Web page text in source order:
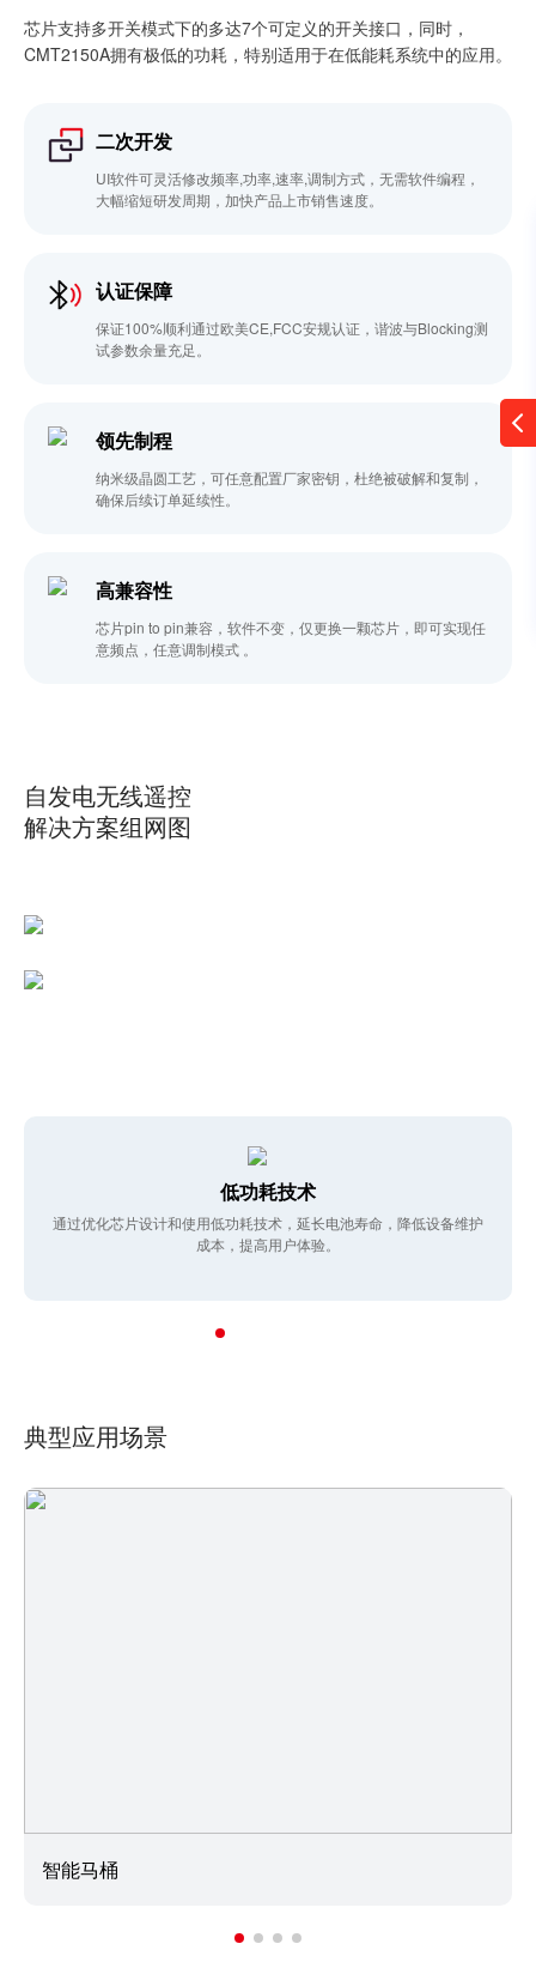
芯片支持多开关模式下的多达7个可定义的开关接口，同时，
CMT2150A拥有极低的功耗，特别适用于在低能耗系统中的应用。
二次开发
UI软件可灵活修改频率,功率,速率,调制方式，无需软件编程，
大幅缩短研发周期，加快产品上市销售速度。
认证保障
保证100%顺利通过欧美CE,FCC安规认证，谐波与Blocking测
试参数余量充足。
领先制程
纳米级晶圆工艺，可任意配置厂家密钥，杜绝被破解和复制，
确保后续订单延续性。
高兼容性
芯片pin to pin兼容，软件不变，仅更换一颗芯片，即可实现任
意频点，任意调制模式 。
自发电无线遥控
解决方案组网图
低功耗技术
通过优化芯片设计和使用低功耗技术，延长电池寿命，降低设备维护
成本，提高用户体验。
典型应用场景
智能马桶